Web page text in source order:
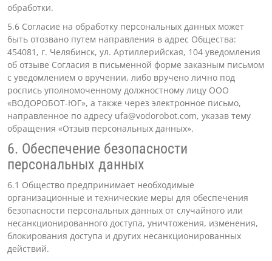
обработки.
5.6 Согласие на обработку персональных данных может
быть отозвано путем направления в адрес Общества:
454081, г. Челябинск, ул. Артиллерийская, 104 уведомления
об отзыве Согласия в письменной форме заказным письмом
с уведомлением о вручении, либо вручено лично под
роспись уполномоченному должностному лицу ООО
«ВОДОРОБОТ-ЮГ», а также через электронное письмо,
направленное по адресу ufa@vodorobot.com, указав тему
обращения «Отзыв персональных данных».
6. Обеспечение безопасности
персональных данных
6.1 Общество предпринимает необходимые
организационные и технические меры для обеспечения
безопасности персональных данных от случайного или
несанкционированного доступа, уничтожения, изменения,
блокирования доступа и других несанкционированных
действий.